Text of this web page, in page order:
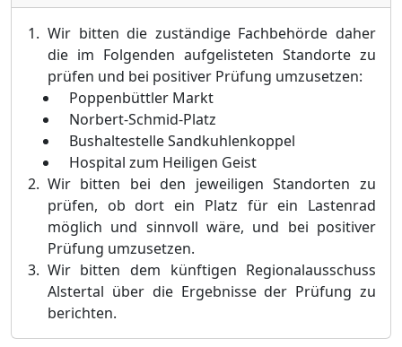
Wir bitten die zuständige Fachbehörde daher
die im Folgenden aufgelisteten Standorte zu
prüfen und bei positiver Prüfung umzusetzen:
Poppenbüttler Markt
Norbert-Schmid-Platz
Bushaltestelle Sandkuhlenkoppel
Hospital zum Heiligen Geist
Wir bitten bei den jeweiligen Standorten zu
prüfen, ob dort ein Platz für ein Lastenrad
möglich und sinnvoll wäre, und bei positiver
Prüfung umzusetzen.
Wir bitten dem künftigen Regionalausschuss
Alstertal über die Ergebnisse der Prüfung zu
berichten.